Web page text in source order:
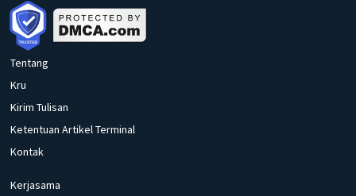
Tentang
Kru
Kirim Tulisan
Ketentuan Artikel Terminal
Kontak
Kerjasama